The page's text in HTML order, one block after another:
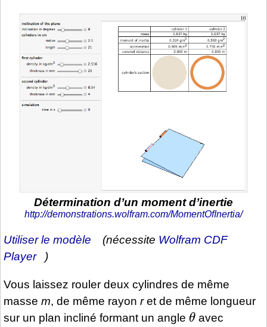
Détermination d’un moment d’inertie
http://demonstrations.wolfram.com/MomentOfInertia/
Utiliser le modèle (nécessite Wolfram CDF
Player
)
Vous laissez rouler deux cylindres de même
masse m, de même rayon ret de même longueur
sur un plan incliné formant un angle
θ
avec